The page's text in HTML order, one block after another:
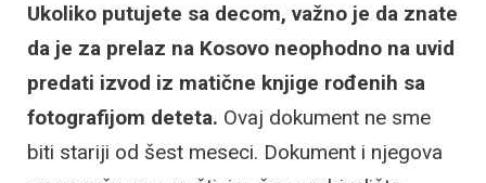
Ukoliko putujete sa decom, važno je da znate
da je za prelaz na Kosovo neophodno na uvid
predati izvod iz matične knjige rođenih sa
fotografijom deteta. Ovaj dokument ne sme
biti stariji od šest meseci. Dokument i njegova